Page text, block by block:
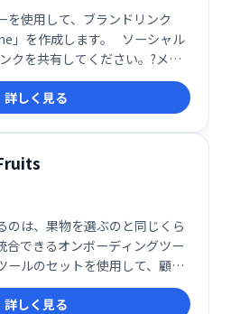
を使用して、ブランドリンク
」を作成します。⠀ソーシャル
クを共有してください。?メー
があなたに連絡したときにすぐ
ります。
詳しく見る
のは、果物を選ぶのと同じくら
合できるオンボーディングツー
ールのセットを使用して、顧客
詳しく見る